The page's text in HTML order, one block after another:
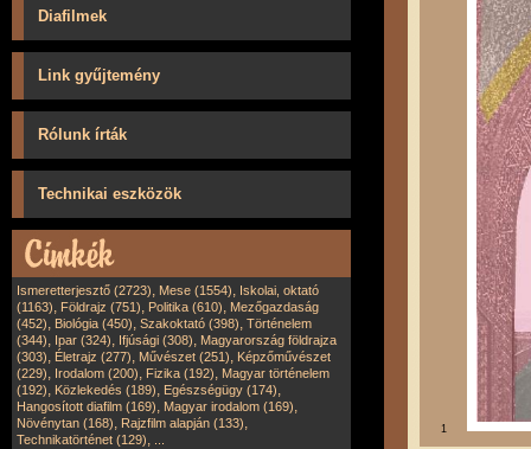
Diafilmek
Link gyűjtemény
Rólunk írták
Technikai eszközök
Ismeretterjesztő (2723), Mese (1554), Iskolai, oktató
(1163), Földrajz (751), Politika (610), Mezőgazdaság
(452), Biológia (450), Szakoktató (398), Történelem
(344), Ipar (324), Ifjúsági (308), Magyarország földrajza
(303), Életrajz (277), Művészet (251), Képzőművészet
(229), Irodalom (200), Fizika (192), Magyar történelem
(192), Közlekedés (189), Egészségügy (174),
Hangosított diafilm (169), Magyar irodalom (169),
Növénytan (168), Rajzfilm alapján (133),
Technikatörténet (129),
1